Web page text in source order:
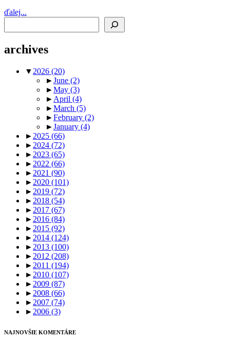
ďalej...
archives
▼ 2026 (20)
►June (2)
►May (3)
► April (4)
►March (5)
►February (2)
►January (4)
► 2025 (66)
► 2024 (72)
► 2023 (65)
► 2022 (66)
► 2021 (90)
► 2020 (101)
► 2019 (72)
► 2018 (54)
► 2017 (67)
► 2016 (84)
► 2015 (92)
► 2014 (124)
► 2013 (100)
► 2012 (208)
► 2011 (194)
► 2010 (107)
► 2009 (87)
► 2008 (66)
► 2007 (74)
► 2006 (3)
NAJNOVŠIE KOMENTÁRE